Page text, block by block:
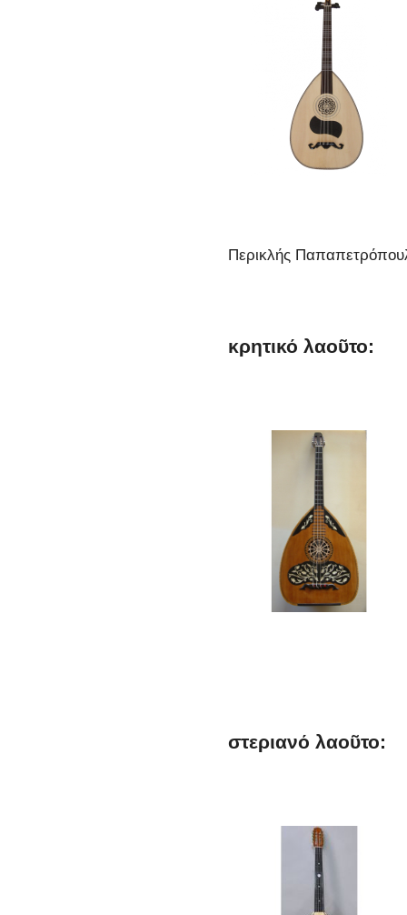
Περικλής
κρητικό λαοῦτο:
στεριανό λαοῦτο: